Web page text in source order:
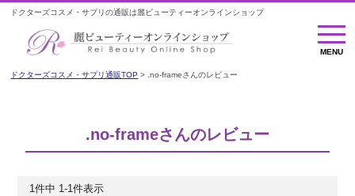
ドクターズコスメ・サプリの通販は麗ビューティーオンラインショップ
MENU
MENU
ドクターズコスメ・サプリ通販TOP .no-frameさんのレビュー
.no-frameさんのレビュー
1件中 1-1件表示